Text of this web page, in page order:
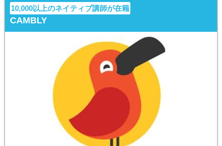
10,000以上のネイティブ講師が在籍
CAMBLY